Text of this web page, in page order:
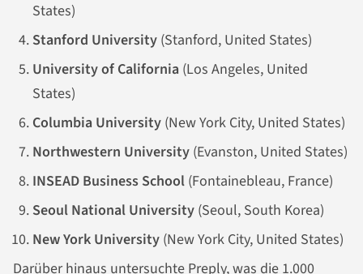
States)
Stanford University (Stanford, United States)
University of California (Los Angeles, United
States)
Columbia University (New York City, United States)
Northwestern University (Evanston, United States)
INSEAD Business School (Fontainebleau, France)
Seoul National University (Seoul, South Korea)
New York University (New York City, United States)
Darüber hinaus untersuchte Preply, was die 1.000